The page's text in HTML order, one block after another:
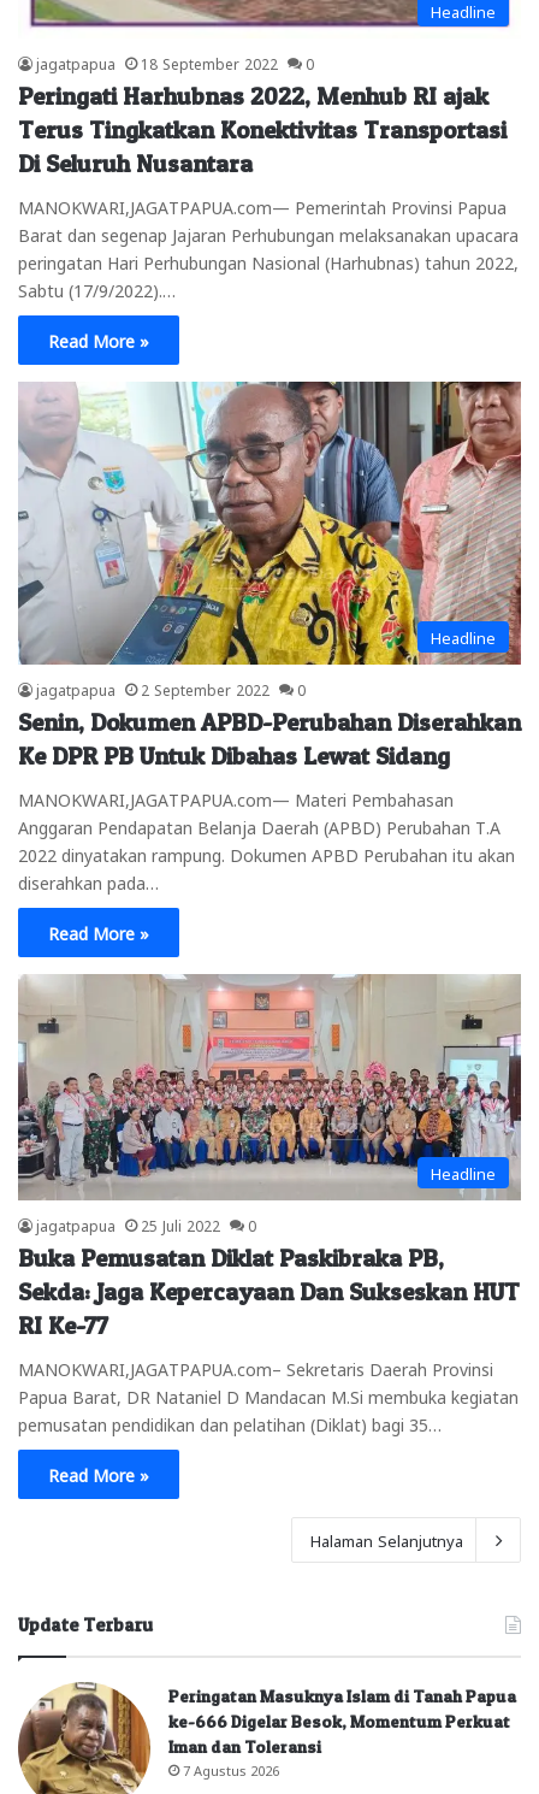
Headline
jagatpapua 18 September 2022 0
Peringati Harhubnas 2022, Menhub RI ajak
Terus Tingkatkan Konektivitas Transportasi
Di Seluruh Nusantara
MANOKWARI,JAGATPAPUA.com— Pemerintah Provinsi Papua
Barat dan segenap Jajaran Perhubungan melaksanakan upacara
peringatan Hari Perhubungan Nasional (Harhubnas) tahun 2022,
Sabtu (17/9/2022).…
Read More »
Headline
jagatpapua 2 September 2022 0
Senin, Dokumen APBD-Perubahan Diserahkan
Ke DPR PB Untuk Dibahas Lewat Sidang
MANOKWARI,JAGATPAPUA.com— Materi Pembahasan
Anggaran Pendapatan Belanja Daerah (APBD) Perubahan T.A
2022 dinyatakan rampung. Dokumen APBD Perubahan itu akan
diserahkan pada…
Read More »
Headline
jagatpapua 25 Juli 2022 0
Buka Pemusatan Diklat Paskibraka PB,
Sekda: Jaga Kepercayaan Dan Sukseskan HUT
RI Ke-77
MANOKWARI,JAGATPAPUA.com– Sekretaris Daerah Provinsi
Papua Barat, DR Nataniel D Mandacan M.Si membuka kegiatan
pemusatan pendidikan dan pelatihan (Diklat) bagi 35…
Read More »
Halaman Selanjutnya
Update Terbaru
Peringatan Masuknya Islam di Tanah Papua
ke-666 Digelar Besok, Momentum Perkuat
Iman dan Toleransi
7 Agustus 2026